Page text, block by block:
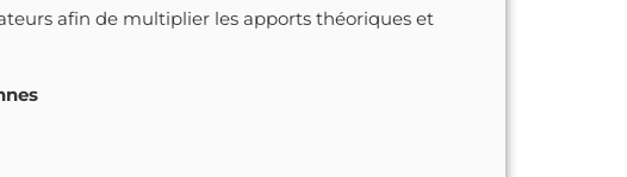
afin de multiplier les apports théoriques et